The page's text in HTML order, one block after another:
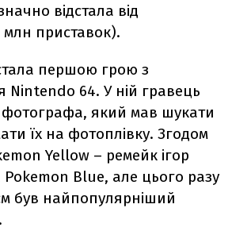
відстала від
приставок).
першою грою з
Nintendo 64. У ній гравець
фотографа, який мав шукати
їх на фотоплівку. Згодом
Yellow – ремейк ігор
Pokemon Blue, але цього разу
був найпопулярніший